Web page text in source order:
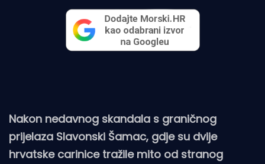
Nakon nedavnog skandala s graničnog
prijelaza Slavonski Šamac, gdje su dvije
hrvatske carinice tražile mito od stranog